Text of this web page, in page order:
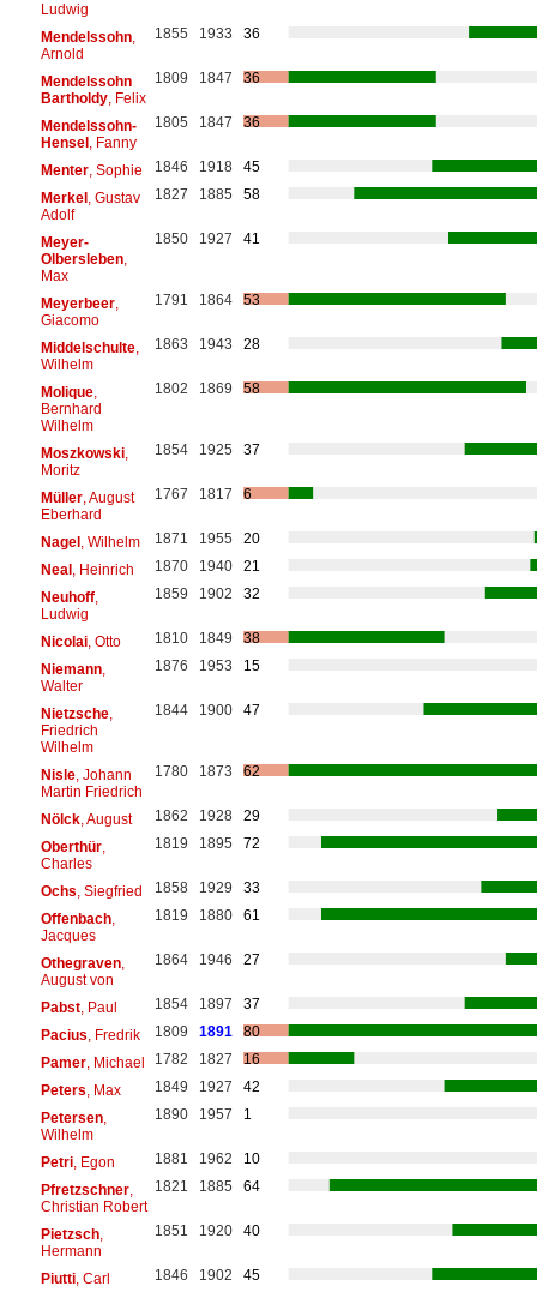
Ludwig
Mendelssohn,
Arnold
1855 1933 36
Mendelssohn
Bartholdy, Felix
1809 1847 36
Mendelssohn-
Hensel, Fanny
1805 1847 36
Menter, Sophie 1846 1918
45
Merkel, Gustav
Adolf
1827 1885 58
Meyer-
Olbersleben,
Max
1850 1927 41
Meyerbeer,
Giacomo
1791 1864 53
Middelschulte,
Wilhelm
1863 1943 28
Molique,
Bernhard
Wilhelm
1802 1869 58
Moszkowski,
Moritz
1854 1925 37
Müller, August
Eberhard
1767 1817 6
Nagel, Wilhelm 1871 1955
20
Neal, Heinrich 1870 1940
21
Neuhoff,
Ludwig
1859 1902 32
Nicolai, Otto 1810 1849
38
Niemann,
Walter
1876 1953 15
Nietzsche,
Friedrich
Wilhelm
1844 1900 47
Nisle, Johann
Martin Friedrich
1780 1873 62
Nölck, August 1862 1928
29
Oberthür,
Charles
1819 1895 72
Ochs , Siegfried 1858 1929
33
Offenbach,
Jacques
1819 1880 61
Othegraven,
August von
1864 1946 27
Pabst, Paul 1854 1897
37
Pacius , Fredrik 1809 1891
80
Pamer, Michael 1782 1827
16
Peters , Max 1849 1927
42
Petersen,
Wilhelm
1890 1957 1
Petri, Egon 1881 1962
10
Pfretzschner,
Christian Robert
1821 1885 64
Pietzsch,
Hermann
1851 1920 40
Piutti, Carl 1846 1902
45